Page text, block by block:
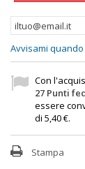
Avvisami
Con
27 Punti
essere
di 5,40 €.
Stampa